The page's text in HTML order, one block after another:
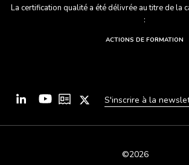
La certification qualité a été délivrée au titre de la
:
ACTIONS DE FORMATION
S'inscrire à la
©2026